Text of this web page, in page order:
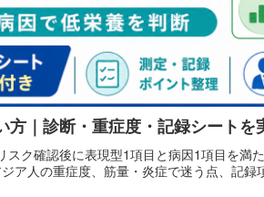
方｜診断・重症度・記録シートを
スク確認後に表現型1項目と病因1項目を満
ア人の重症度、筋量・炎症で迷う点、記録